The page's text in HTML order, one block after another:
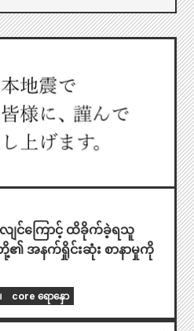
ျင်ကြောင့် ထိခိုက်ခဲ့ရသူ
အနက်ရှိုင်းဆုံး စာနာမှုကို
core ရောနှော